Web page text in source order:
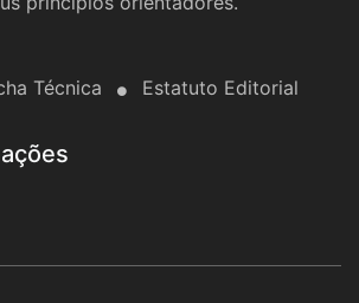
Técnica Estatuto Editorial